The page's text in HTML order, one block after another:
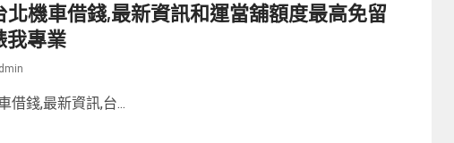
北機車借錢,最新資訊和運當舖額度最高免留
我專業
借錢,最新資訊,台...